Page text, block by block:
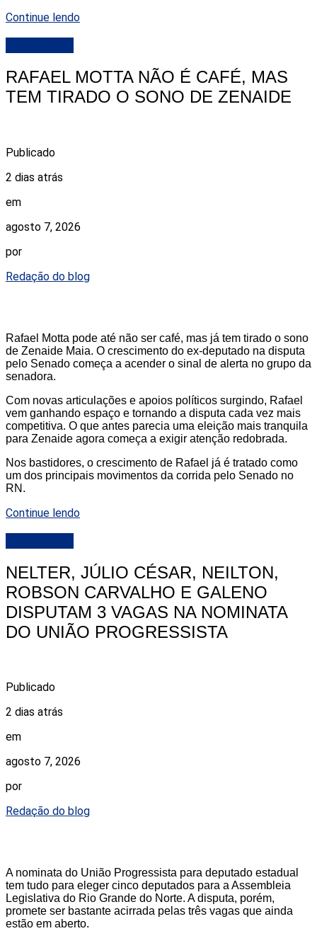
Continue lendo
RAFAEL MOTTA NÃO É CAFÉ, MAS
TEM TIRADO O SONO DE ZENAIDE
Publicado
2 dias atrás
em
agosto 7, 2026
por
Redação do blog
Rafael Motta pode até não ser café, mas já tem tirado o sono
de Zenaide Maia. O crescimento do ex-deputado na disputa
pelo Senado começa a acender o sinal de alerta no grupo da
senadora.
Com novas articulações e apoios políticos surgindo, Rafael
vem ganhando espaço e tornando a disputa cada vez mais
competitiva. O que antes parecia uma eleição mais tranquila
para Zenaide agora começa a exigir atenção redobrada.
Nos bastidores, o crescimento de Rafael já é tratado como
um dos principais movimentos da corrida pelo Senado no
RN.
Continue lendo
NELTER, JÚLIO CÉSAR, NEILTON,
ROBSON CARVALHO E GALENO
DISPUTAM 3 VAGAS NA NOMINATA
DO UNIÃO PROGRESSISTA
Publicado
2 dias atrás
em
agosto 7, 2026
por
Redação do blog
A nominata do União Progressista para deputado estadual
tem tudo para eleger cinco deputados para a Assembleia
Legislativa do Rio Grande do Norte. A disputa, porém,
promete ser bastante acirrada pelas três vagas que ainda
estão em aberto.